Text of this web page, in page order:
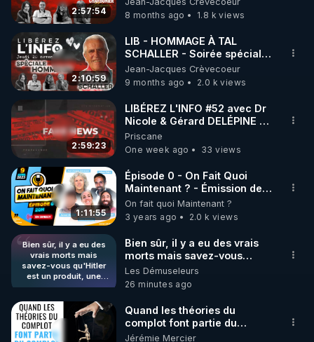
https://t.me/DeconfineTaSante
Cette émission a pour vocation de répondre à une
demande générale d'informations libres et
indépendantes de la part du grand public, qui n'en
peut plus des Fakenews des médias officiels. La
censure des GAFAM (Google, Amazon, Facebook,
Apple, Microsoft) qui fait rage nous pousse à nous
en émanciper. C'est pour cela que nous diffusons
l'émission sur Crowdbunker, Odysee, Telegram,
Twitter et sur nos autres canaux à l'abri de la
censure.
Dans l'émission LIBÉREZ L'INFO, nous invitons
régulièrement des experts, des scientifiques et des
professionnels dans différents domaines afin qu'ils
répondent aux questions que nous nous posons
tous.
2:57:54
8 months ago
1.8 k views
2:10:59
LIB - HOMMAGE À TAL
SCHALLER - Soirée spéciale
en direct Jeudi 20/11/25
Jean-Jacques Crèvecoeur
9 months ago
2.0 k views
2:59:23
LIBÉREZ L'INFO #52 avec Dr
Nicole & Gérard DELÉPINE -
Jeudi 30 juillet 2026
Priscane
One week ago
33 views
1:11:55
Épisode 0 - On Fait Quoi
Maintenant ? - Émission de
lancement
On fait quoi Maintenant ?
3 years ago
2.0 k views
Bien sûr, il y a eu des
vrais morts mais
savez-vous qu'Hitler
est un produit, une
mise en scène des
prendre le contrôle de
l'Europe ? Je
m'explique : Ils ont
créé un personnage
Bien sûr, il y a eu des vrais
morts mais savez-vous
qu'Hitler est un produit, une
mise en scène des
Etazuniens pour prendre le
contrôle de l'Europe ? Je
m'explique : Ils ont créé un
personnage pour éliminer
Les Démuseleurs
26 minutes ago
Quand les théories du
complot font partie du
complot
Jérémie Mercier